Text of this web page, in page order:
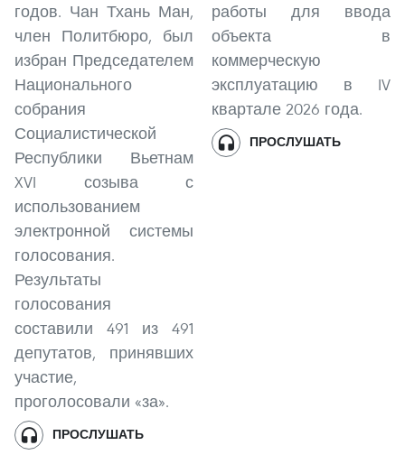
годов. Чан Тхань Ман,
член Политбюро, был
избран Председателем
Национального
собрания
Социалистической
Республики Вьетнам
XVI созыва с
использованием
электронной системы
голосования.
Результаты
голосования
составили 491 из 491
депутатов, принявших
участие,
проголосовали «за».
ПРОСЛУШАТЬ
работы для ввода
объекта в
коммерческую
эксплуатацию в IV
квартале 2026 года.
ПРОСЛУШАТЬ